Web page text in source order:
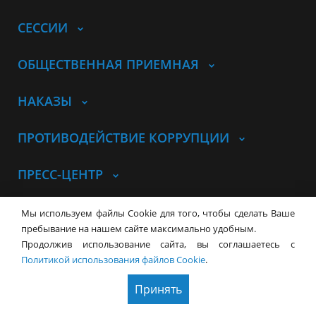
СЕССИИ
ОБЩЕСТВЕННАЯ ПРИЕМНАЯ
НАКАЗЫ
ПРОТИВОДЕЙСТВИЕ КОРРУПЦИИ
ПРЕСС-ЦЕНТР
© Совет депутатов города
НовосибирскаКонтакты Карта сайта
630099, г. Новосибирск, Красный
проспект, 34
Мы используем файлы Cookie для того, чтобы сделать Ваше
пребывание на нашем сайте максимально удобным.
Продолжив использование сайта, вы соглашаетесь с
Политикой использования файлов Cookie.
Принять